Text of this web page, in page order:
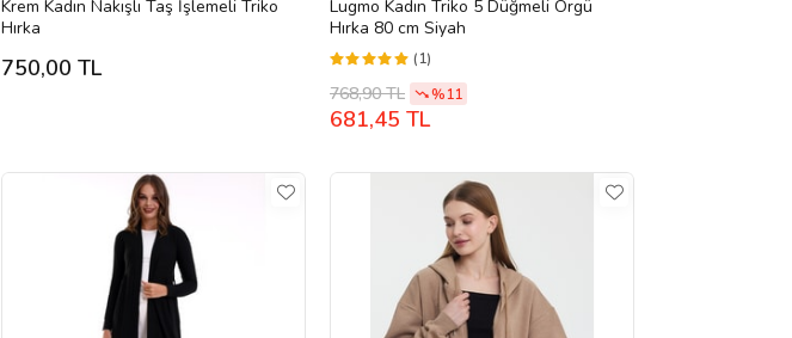
Krem Kadın Nakışlı Taş İşlemeli Triko
Hırka
750,00 TL
Lugmo Kadın Triko 5 Düğmeli Örgü
Hırka 80 cm Siyah
(1)
768,90 TL %11
681,45 TL